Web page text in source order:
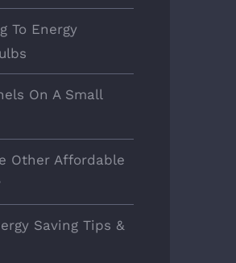
To Energy
On A Small
Other Affordable
Saving Tips &